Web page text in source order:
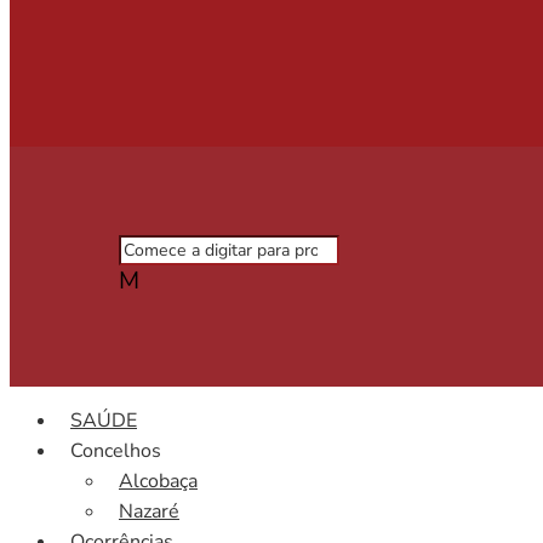
M
SAÚDE
Concelhos
Alcobaça
Nazaré